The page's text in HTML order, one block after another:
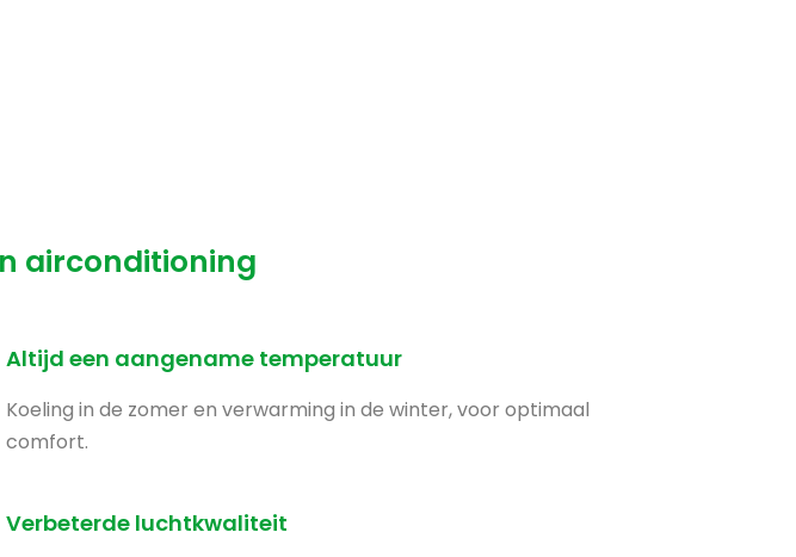
airconditioning
Altijd een aangename temperatuur
Koeling in de zomer en verwarming in de winter, voor optimaal
comfort.
Verbeterde luchtkwaliteit